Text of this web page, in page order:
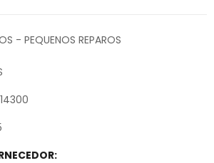
- PEQUENOS REPAROS
14300